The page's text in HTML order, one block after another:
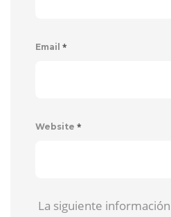
Email *
Website *
La siguiente